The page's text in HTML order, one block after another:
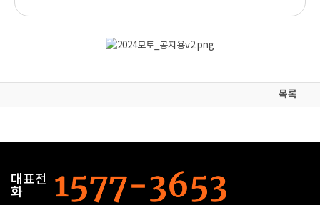
목록
대표전
화